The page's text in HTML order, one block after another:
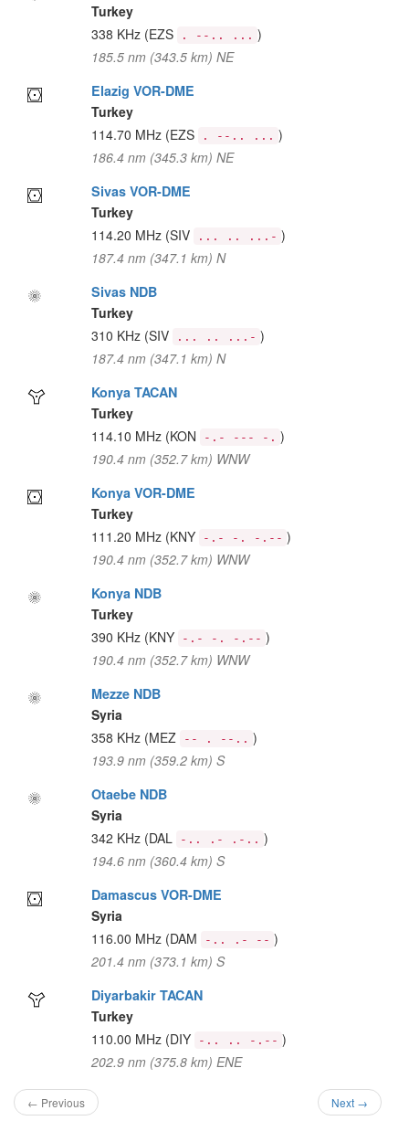
Turkey
338 KHz (EZS . --.. ... )
185.5 nm (343.5 km) NE
Elazig VOR-DME
Turkey
114.70 MHz (EZS . --.. ... )
186.4 nm (345.3 km) NE
Sivas VOR-DME
Turkey
114.20 MHz (SIV ... .. ...- )
187.4 nm (347.1 km) N
Sivas NDB
Turkey
310 KHz (SIV ... .. ...- )
187.4 nm (347.1 km) N
Konya TACAN
Turkey
114.10 MHz (KON -.- --- -. )
190.4 nm (352.7 km) WNW
Konya VOR-DME
Turkey
111.20 MHz (KNY -.- -. -.-- )
190.4 nm (352.7 km) WNW
Konya NDB
Turkey
390 KHz (KNY -.- -. -.-- )
190.4 nm (352.7 km) WNW
Mezze NDB
Syria
358 KHz (MEZ -- . --.. )
193.9 nm (359.2 km) S
Otaebe NDB
Syria
342 KHz (DAL -.. .- .-.. )
194.6 nm (360.4 km) S
Damascus VOR-DME
Syria
116.00 MHz (DAM -.. .- -- )
201.4 nm (373.1 km) S
Diyarbakir TACAN
Turkey
110.00 MHz (DIY -.. .. -.-- )
202.9 nm (375.8 km) ENE
← Previous Next →